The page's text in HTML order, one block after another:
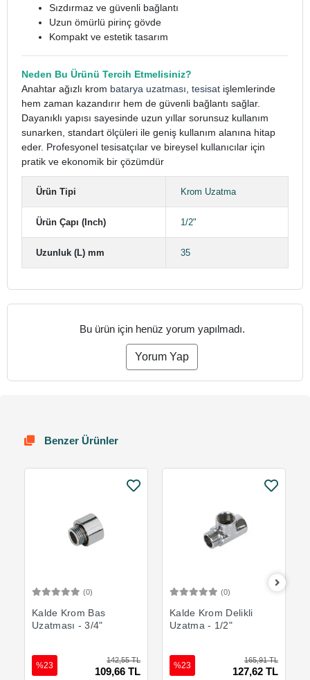
Sızdırmaz ve güvenli bağlantı
Uzun ömürlü pirinç gövde
Kompakt ve estetik tasarım
Neden Bu Ürünü Tercih Etmelisiniz?
Anahtar ağızlı krom batarya uzatması tesisat işlemlerinde
hem zaman kazandırır hem de güvenli bağlantı sağlar.
Dayanıklı yapısı sayesinde uzun yıllar sorunsuz kullanım
sunarken, standart ölçüleri ile geniş kullanım alanına hitap
eder. Profesyonel tesisatçılar ve bireysel kullanıcılar için
pratik ve ekonomik bir çözümdür
Ürün Tipi Krom Uzatma
Ürün Çapı (Inch) 1/2"
Uzunluk (L) mm 35
Bu ürün için henüz yorum yapılmadı.
Yorum Yap
Benzer Ürünler
(0)
Kalde Krom Bas
Uzatması - 3/4"
142,55 TL
109,66 TL
%23
(0)
Kalde Krom Delikli
Uzatma - 1/2"
165,91 TL
127,62 TL
%23